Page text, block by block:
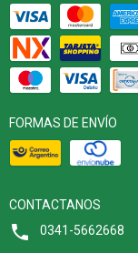
FORMAS DE ENVÍO
CONTACTANOS
0341-5662668